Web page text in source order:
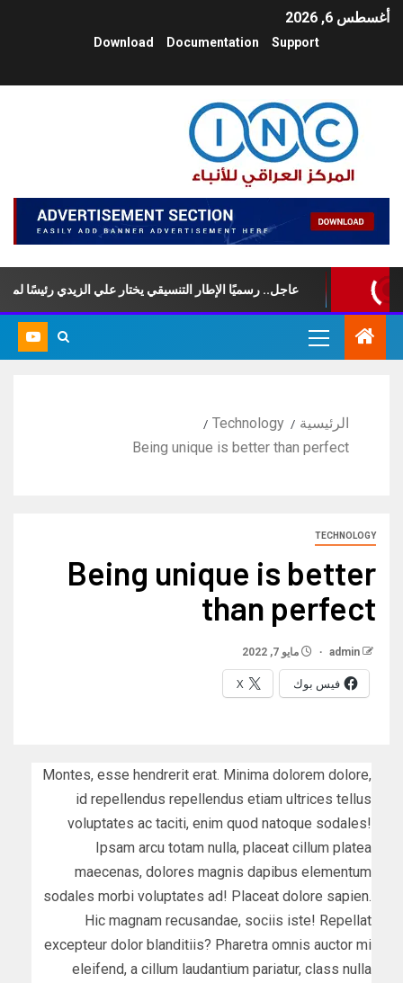
أغسطس 6, 2026
Support
Documentation
Download
عاجل.. رسميًا الإطار التنسيقي يختار علي الزيدي رئيسًا لمجلس
الرئيسية
Technology
Being unique is better than perfect
TECHNOLOGY
Being unique is better
than perfect
admin مايو 7, 2022
فيس بوك X
Montes, esse hendrerit erat. Minima dolorem dolore,
id repellendus repellendus etiam ultrices tellus
voluptates ac taciti, enim quod natoque sodales!
Ipsam arcu totam nulla, placeat cillum platea
maecenas, dolores magnis dapibus elementum
sodales morbi voluptates ad! Placeat dolore sapien.
Hic magnam recusandae, sociis iste! Repellat
excepteur dolor blanditiis? Pharetra omnis auctor mi
eleifend, a cillum laudantium pariatur, class nulla